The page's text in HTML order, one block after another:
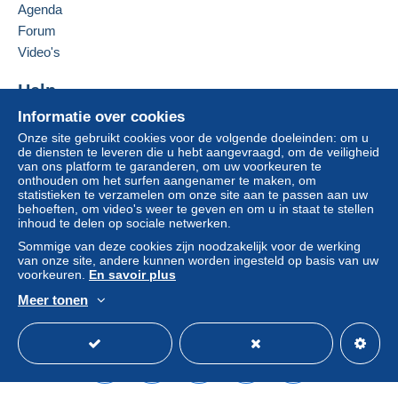
Als de verkoopvoorwaarden van de verkoper
clausules bevatten met betrekking tot de betaling,
moeten deze als nietig worden beschouwd. De
Delcampe, zoals gedefinieerd in de
toepassing zijn.
Aankopen moeten worden betaald binnen14
dagenna ontvangst van de eindafrekening van de
verkoper.
BUYERS SHOULD AWAIT RECEIPT OF AN INVOICE
FROM THE SELLER BEFORE MAKING PAYMENT
All sales direct to
Indiawill only be sent by insured airmail
IRRESPECTIVE OF VALUE.
Due to the introduction of tariffs by the United States
with its consequential additional bureaucratic
Informatie over cookies
Onze site gebruikt cookies voor de volgende doeleinden: om u
de diensten te leveren die u hebt aangevraagd, om de veiligheid
van ons platform te garanderen, om uw voorkeuren te
onthouden om het surfen aangenamer te maken, om
statistieken te verzamelen om onze site aan te passen aan uw
behoeften, om video's weer te geven en om u in staat te stellen
inhoud te delen op sociale netwerken.
Sommige van deze cookies zijn noodzakelijk voor de werking
van onze site, andere kunnen worden ingesteld op basis van uw
voorkeuren. En savoir plus
Meer tonen
Agenda
Forum
Video's
Help
Hulpcentrum
Kopen op Delcampe
Verkopen op Delcampe
Een beveiligde website